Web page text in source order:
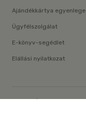
Ajándékkártya egyenlege
Ügyfélszolgálat
E-könyv-segédlet
Elállási nyilatkozat